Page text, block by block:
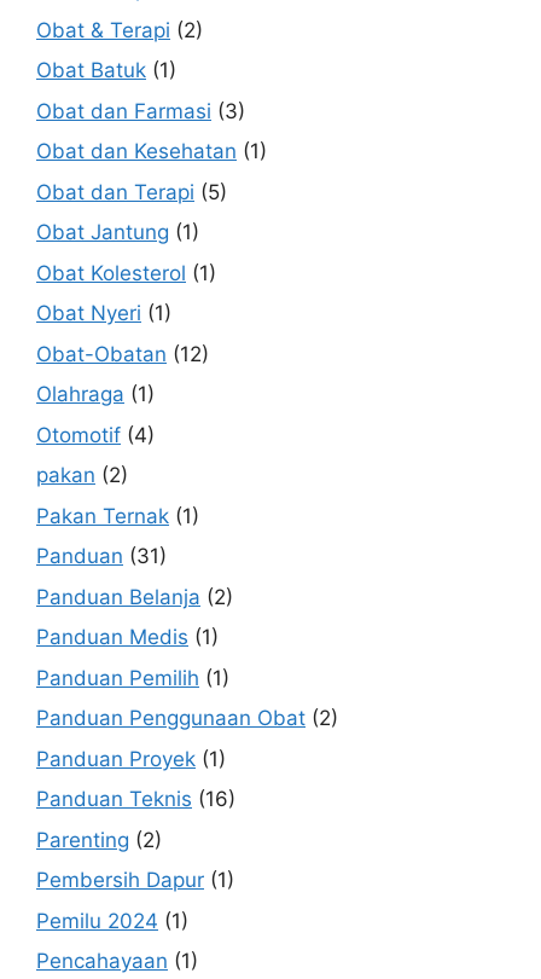
Obat & Terapi (2)
Obat Batuk (1)
Obat dan Farmasi (3)
Obat dan Kesehatan (1)
Obat dan Terapi (5)
Obat Jantung (1)
Obat Kolesterol (1)
Obat Nyeri (1)
Obat-Obatan (12)
Olahraga (1)
Otomotif (4)
pakan (2)
Pakan Ternak (1)
Panduan (31)
Panduan Belanja (2)
Panduan Medis (1)
Panduan Pemilih (1)
Panduan Penggunaan Obat (2)
Panduan Proyek (1)
Panduan Teknis (16)
Parenting (2)
Pembersih Dapur (1)
Pemilu 2024 (1)
Pencahayaan (1)